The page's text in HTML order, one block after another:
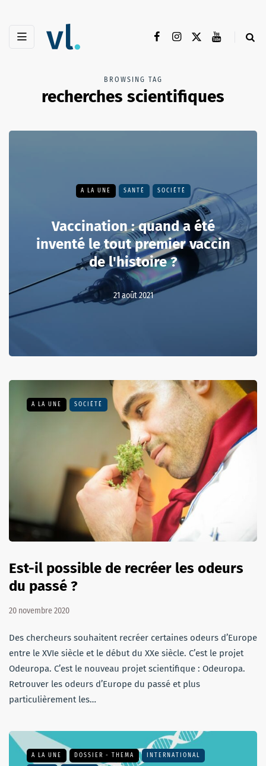
BROWSING TAG
recherches scientifiques
A LA UNE SANTÉ SOCIÉTÉ
Vaccination : quand a été
inventé le tout premier vaccin
de l'histoire ?
21 août 2021
A LA UNE SOCIÉTÉ
Est-il possible de recréer les odeurs
du passé ?
20 novembre 2020
Des chercheurs souhaitent recréer certaines odeurs d’Europe
entre le XVIe siècle et le début du XXe siècle. C’est le projet
Odeuropa. C’est le nouveau projet scientifique : Odeuropa.
Retrouver les odeurs d’Europe du passé et plus
particulièrement les…
A LA UNE DOSSIER - THEMA INTERNATIONAL